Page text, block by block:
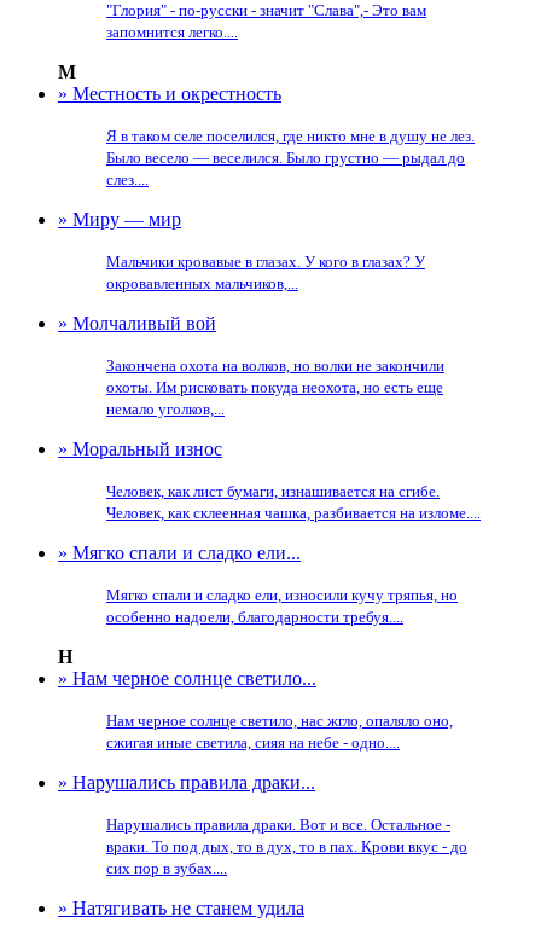
"Глория" - по-русски - значит "Слава",- Это вам
запомнится легко....
М
» Местность и окрестность
Я в таком селе поселился, где никто мне в душу не лез.
Было весело — веселился. Было грустно — рыдал до
слез....
» Миру — мир
Мальчики кровавые в глазах. У кого в глазах? У
окровавленных мальчиков,...
» Молчаливый вой
Закончена охота на волков, но волки не закончили
охоты. Им рисковать покуда неохота, но есть еще
немало уголков,...
» Моральный износ
Человек, как лист бумаги, изнашивается на сгибе.
Человек, как склеенная чашка, разбивается на изломе....
» Мягко спали и сладко ели...
Мягко спали и сладко ели, износили кучу тряпья, но
особенно надоели, благодарности требуя....
Н
» Нам черное солнце светило...
Нам черное солнце светило, нас жгло, опаляло оно,
сжигая иные светила, сияя на небе - одно....
» Нарушались правила драки...
Нарушались правила драки. Вот и все. Остальное -
враки. То под дых, то в дух, то в пах. Крови вкус - до
сих пор в зубах....
» Натягивать не станем удила